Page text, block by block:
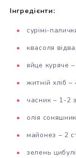
Інгредієнти:
сурімі-
квасоля
яйце куряче
житній хліб
часник – 1-2
олія
майонез – 2
зелень